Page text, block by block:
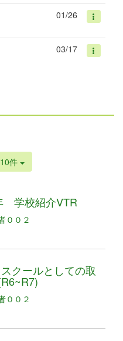
01/26
03/17
10件
学校紹介VTR
００２
クールとしての取
００２